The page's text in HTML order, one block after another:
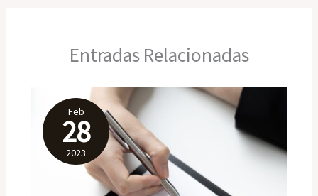
Entradas Relacionadas
Feb
28
2023